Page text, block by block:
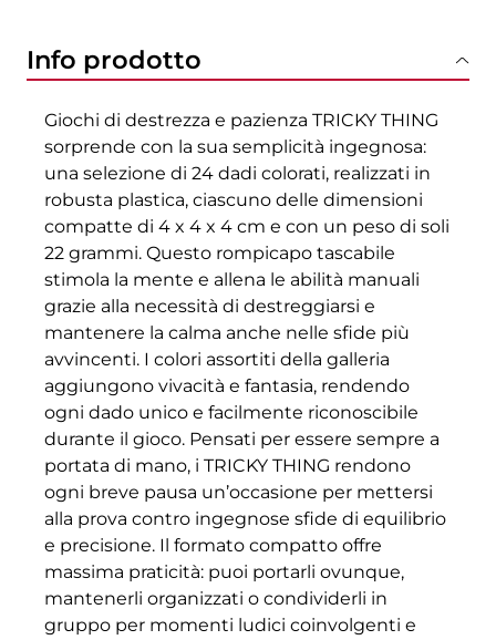
Info prodotto
Giochi di destrezza e pazienza TRICKY THING
sorprende con la sua semplicità ingegnosa:
una selezione di 24 dadi colorati, realizzati in
robusta plastica, ciascuno delle dimensioni
compatte di 4 x 4 x 4 cm e con un peso di soli
22 grammi. Questo rompicapo tascabile
stimola la mente e allena le abilità manuali
grazie alla necessità di destreggiarsi e
mantenere la calma anche nelle sfide più
avvincenti. I colori assortiti della galleria
aggiungono vivacità e fantasia, rendendo
ogni dado unico e facilmente riconoscibile
durante il gioco. Pensati per essere sempre a
portata di mano, i TRICKY THING rendono
ogni breve pausa un’occasione per mettersi
alla prova contro ingegnose sfide di equilibrio
e precisione. Il formato compatto offre
massima praticità: puoi portarli ovunque,
mantenerli organizzati o condividerli in
gruppo per momenti ludici coinvolgenti e